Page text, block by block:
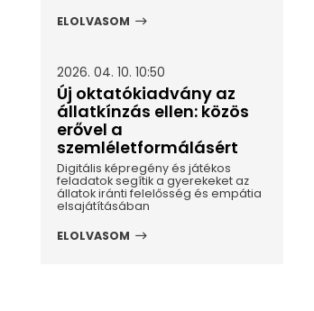
ELOLVASOM
2026. 04. 10. 10:50
Új oktatókiadvány az
állatkínzás ellen: közös
erővel a
szemléletformálásért
Digitális képregény és játékos
feladatok segítik a gyerekeket az
állatok iránti felelősség és empátia
elsajátításában
ELOLVASOM